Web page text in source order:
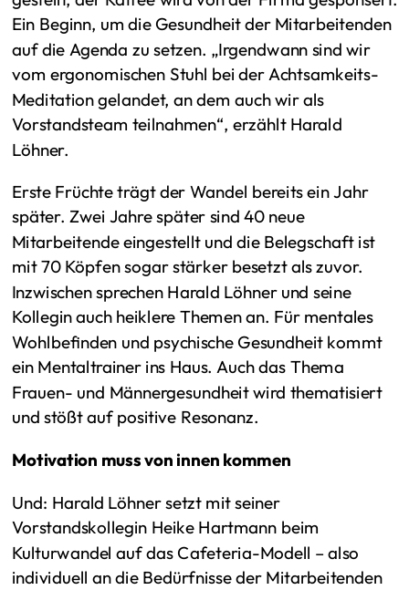
Ein Beginn, um die Gesundheit der Mitarbeitenden
auf die Agenda zu setzen. „Irgendwann sind wir
vom ergonomischen Stuhl bei der Achtsamkeits-
Meditation gelandet, an dem auch wir als
Vorstandsteam teilnahmen“, erzählt Harald
Löhner.
Erste Früchte trägt der Wandel bereits ein Jahr
später. Zwei Jahre später sind 40 neue
Mitarbeitende eingestellt und die Belegschaft ist
mit 70 Köpfen sogar stärker besetzt als zuvor.
Inzwischen sprechen Harald Löhner und seine
Kollegin auch heiklere Themen an. Für mentales
Wohlbefinden und psychische Gesundheit kommt
ein Mentaltrainer ins Haus. Auch das Thema
Frauen- und Männergesundheit wird thematisiert
und stößt auf positive Resonanz.
Motivation muss von innen kommen
Und: Harald Löhner setzt mit seiner
Vorstandskollegin Heike Hartmann beim
Kulturwandel auf das Cafeteria-Modell – also
individuell an die Bedürfnisse der Mitarbeitenden